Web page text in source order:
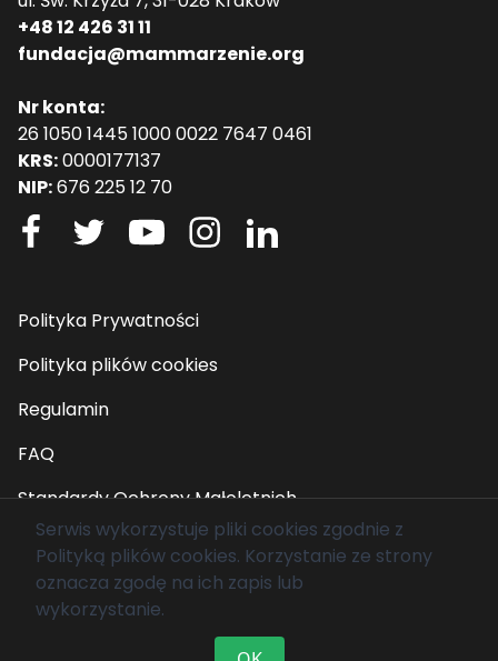
+48 12 426 31 11
fundacja@mammarzenie.org
Nr konta:
26 1050 1445 1000 0022 7647 0461
KRS:0000177137
NIP:676 225 12 70
Polityka Prywatności
Polityka plików cookies
Regulamin
FAQ
Standardy Ochrony Małoletnich
© 2026 Fundacja Mam Marzenie. Wszelkie prawa
zastrzeżone.
Serwis wykorzystuje pliki cookies zgodnie z
Polityką plików cookies. Korzystanie ze strony
oznacza zgodę na ich zapis lub
wykorzystanie.